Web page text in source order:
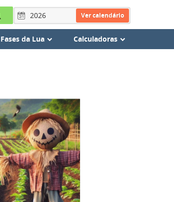
Ver calendário
Fases da Lua Calculadoras